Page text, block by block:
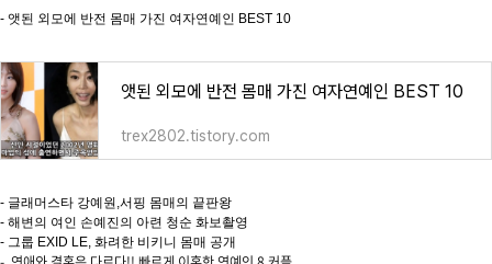
- 앳된 외모에 반전 몸매 가진 여자연예인 BEST 10
앳된 외모에 반전 몸매 가진 여자연예인 BEST 10
trex2802.tistory.com
- 글래머스타 강예원,서핑 몸매의 끝판왕
- 해변의 여인 손예진의 아련 청순 화보촬영
- 그룹 EXID LE, 화려한 비키니 몸매 공개